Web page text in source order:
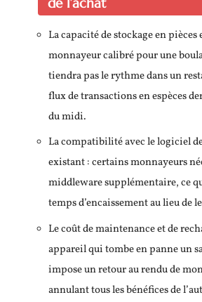
La capacité de stockage en
monnayeur calibré pour une
tiendra pas le rythme dans un
flux de transactions en espèces
du midi.
La compatibilité avec le logiciel
existant : certains monnayeurs
middleware supplémentaire, ce
temps d’encaissement au lieu de
Le coût de maintenance et de
appareil qui tombe en panne un
impose un retour au rendu de
annulant tous les bénéfices de